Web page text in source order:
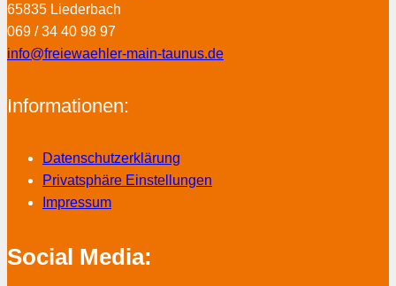
65835 Liederbach
069 / 34 40 98 97
info@freiewaehler-main-taunus.de
Informationen:
Datenschutzerklärung
Privatsphäre Einstellungen
Impressum
Social Media: